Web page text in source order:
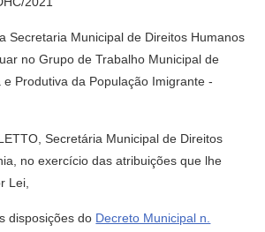
Secretaria Municipal de Direitos Humanos
no Grupo de Trabalho Municipal de
e Produtiva da População Imigrante -
Secretária Municipal de Direitos
no exercício das atribuições que lhe
Lei,
disposições do Decreto Municipal n.